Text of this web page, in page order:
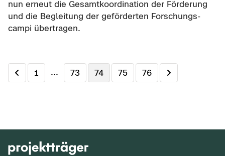
nun er­neut die Ge­samt­ko­or­di­na­ti­on der För­de­rung
und die Be­glei­tung der ge­för­der­ten For­schungs­
cam­pi über­tra­gen.
1 ... 73 74 75 76